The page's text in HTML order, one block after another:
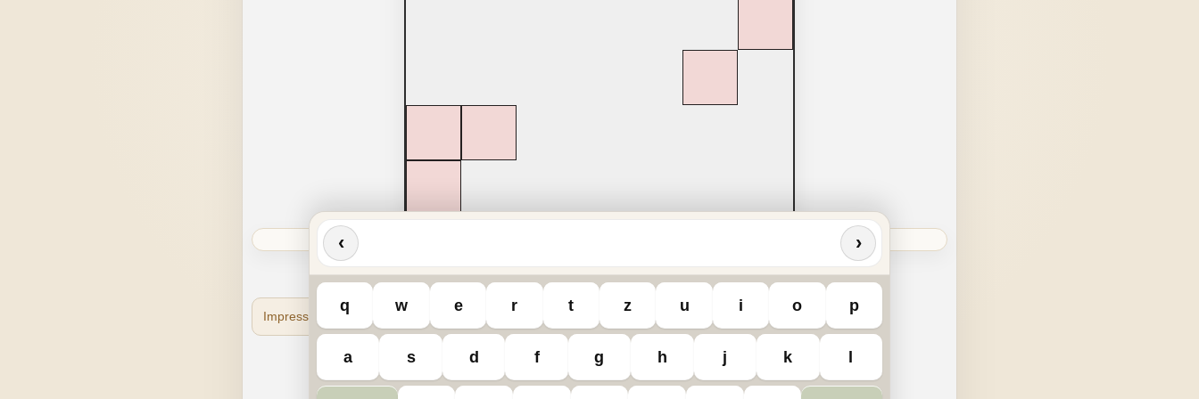
‹ ›
q w e r t z u i o p
a s d f g h j k l
Impressum